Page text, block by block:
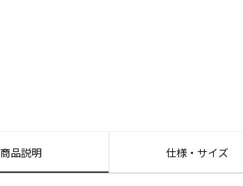
商品説明 仕様・サイズ